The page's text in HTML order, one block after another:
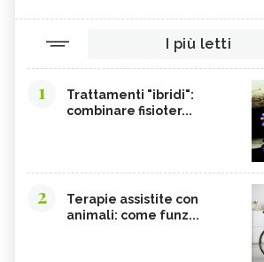
I più letti
1
Trattamenti "ibridi":
combinare fisioter...
2
Terapie assistite con
animali: come funz...